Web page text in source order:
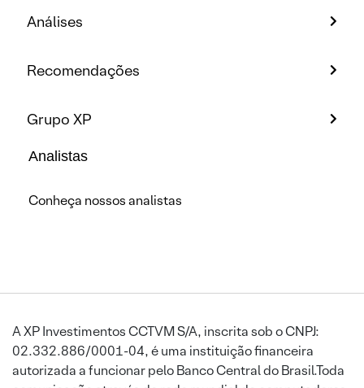
Análises
Recomendações
Grupo XP
Analistas
Conheça nossos analistas
A XP Investimentos CCTVM S/A, inscrita sob o CNPJ:
02.332.886/0001-04, é uma instituição financeira
autorizada a funcionar pelo Banco Central do Brasil.Toda